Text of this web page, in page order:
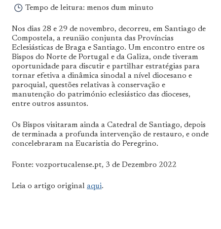
Tempo de leitura: menos dum minuto
Nos dias 28 e 29 de novembro, decorreu, em Santiago de
Compostela, a reunião conjunta das Províncias
Eclesiásticas de Braga e Santiago. Um encontro entre os
Bispos do Norte de Portugal e da Galiza, onde tiveram
oportunidade para discutir e partilhar estratégias para
tornar efetiva a dinâmica sinodal a nível diocesano e
paroquial, questões relativas à conservação e
manutenção do património eclesiástico das dioceses,
entre outros assuntos.
Os Bispos visitaram ainda a Catedral de Santiago, depois
de terminada a profunda intervenção de restauro, e onde
concelebraram na Eucaristia do Peregrino.
Fonte: vozportucalense.pt, 3 de Dezembro 2022
Leia o artigo original aqui.